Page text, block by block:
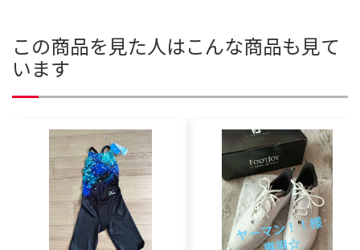
この商品を見た人はこんな商品も見て
います